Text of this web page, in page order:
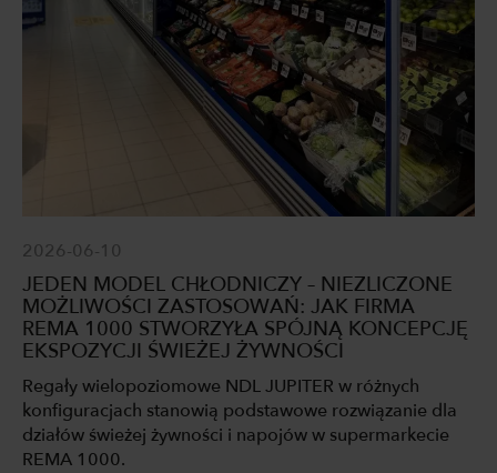
2026-06-10
JEDEN MODEL CHŁODNICZY – NIEZLICZONE
MOŻLIWOŚCI ZASTOSOWAŃ: JAK FIRMA
REMA 1000 STWORZYŁA SPÓJNĄ KONCEPCJĘ
EKSPOZYCJI ŚWIEŻEJ ŻYWNOŚCI
Regały wielopoziomowe NDL JUPITER w różnych
konfiguracjach stanowią podstawowe rozwiązanie dla
działów świeżej żywności i napojów w supermarkecie
REMA 1000.